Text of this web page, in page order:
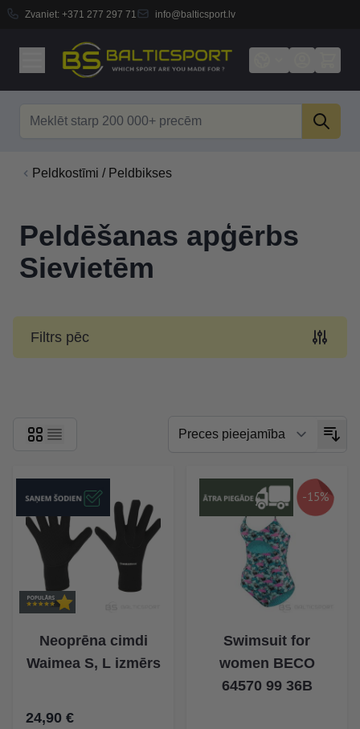
Zvaniet: +371 277 297 71 info@balticsport.lv
Peldkostīmi / Peldbikses
Peldēšanas apģērbs
Sievietēm
Filtrs pēc
Neoprēna cimdi
Waimea S, L izmērs
24,90 €
-15%
Swimsuit for
women BECO
64570 99 36B